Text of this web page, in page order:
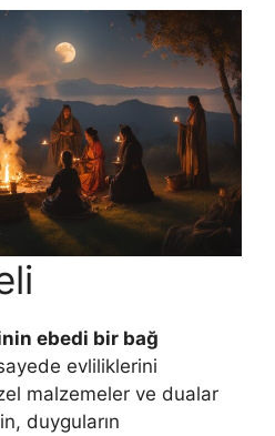
ebedi bir bağ
evliliklerini
malzemeler ve dualar
duyguların